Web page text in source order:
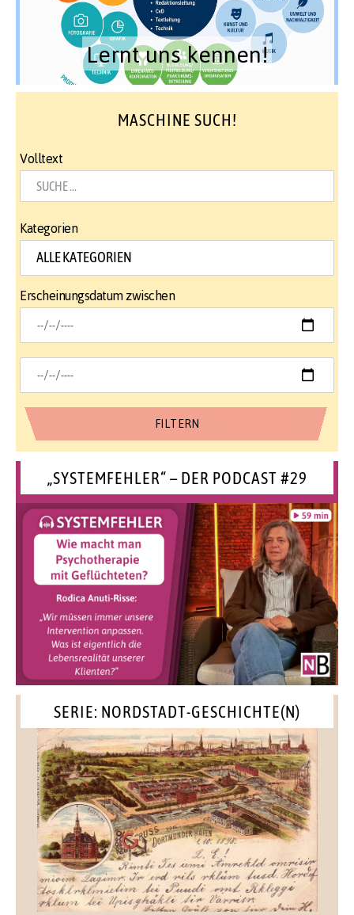
Lernt uns kennen!
MASCHINE SUCH!
Volltext
Kategorien
Erscheinungsdatum zwischen
„SYSTEMFEHLER“ – DER PODCAST #29
SERIE: NORDSTADT-GESCHICHTE(N)